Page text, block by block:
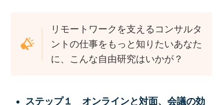
リモートワークを支えるコンサルタ
ントの仕事をもっと知りたいあなた
に、こんな自由研究はいかが？
ステップ１ オンラインと対面、会議の効